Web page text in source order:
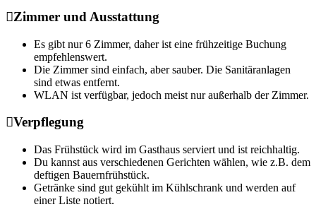
Zimmer und Ausstattung
Es gibt nur 6 Zimmer, daher ist eine frühzeitige Buchung
empfehlenswert.
Die Zimmer sind einfach, aber sauber. Die Sanitäranlagen
sind etwas entfernt.
WLAN ist verfügbar, jedoch meist nur außerhalb der Zimmer.
Verpflegung
Das Frühstück wird im Gasthaus serviert und ist reichhaltig.
Du kannst aus verschiedenen Gerichten wählen, wie z.B. dem
deftigen Bauernfrühstück.
Getränke sind gut gekühlt im Kühlschrank und werden auf
einer Liste notiert.